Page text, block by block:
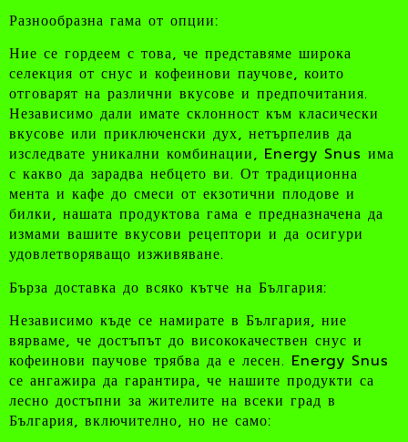
Разнообразна гама от опции:
Ние се гордеем с това, че представяме широка
селекция от снус и кофеинови паучове, които
отговарят на различни вкусове и предпочитания.
Независимо дали имате склонност към класически
вкусове или приключенски дух, нетърпелив да
изследвате уникални комбинации, Energy Snus има
с какво да зарадва небцето ви. От традиционна
мента и кафе до смеси от екзотични плодове и
билки, нашата продуктова гама е предназначена да
измами вашите вкусови рецептори и да осигури
удовлетворяващо изживяване.
Бърза доставка до всяко кътче на България:
Независимо къде се намирате в България, ние
вярваме, че достъпът до висококачествен снус и
кофеинови паучове трябва да е лесен. Energy Snus
се ангажира да гарантира, че нашите продукти са
лесно достъпни за жителите на всеки град в
България, включително, но не само: